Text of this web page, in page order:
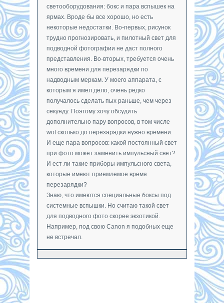
светооборудования: бокс и пара вспышек на
ярмах. Вроде бы все хорошо, но есть
некоторые недостатки. Во-первых, рисунок
трудно прогнозировать, и пилотный свет для
подводной фотографии не даст полного
представления. Во-вторых, требуется очень
много времени для перезарядки по
надводным меркам. У моего аппарата, с
которым я имел дело, очень редко
получалось сделать пых раньше, чем через
секунду. Поэтому хочу обсудить
дополнительно пару вопросов, в том числе
wot сколько до перезарядки нужно времени.
И еще пара вопросов: какой постоянный свет
при фото может заменить импульсный свет?
И ест ли такие приборы импульсного света,
которые имеют приемлемое время
перезарядки?
Знаю, что имеются специальные боксы под
системные вспышки. Но считаю такой свет
для подводного фото скорее экзотикой.
Например, под свою Canon я подобных еще
не встречал.